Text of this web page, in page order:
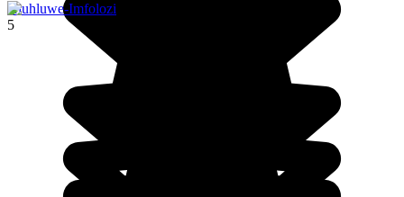
Hluhluwe-Imfolozi
5